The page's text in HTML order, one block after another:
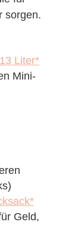
sorgen.
Liter*
Mini-
Geld,